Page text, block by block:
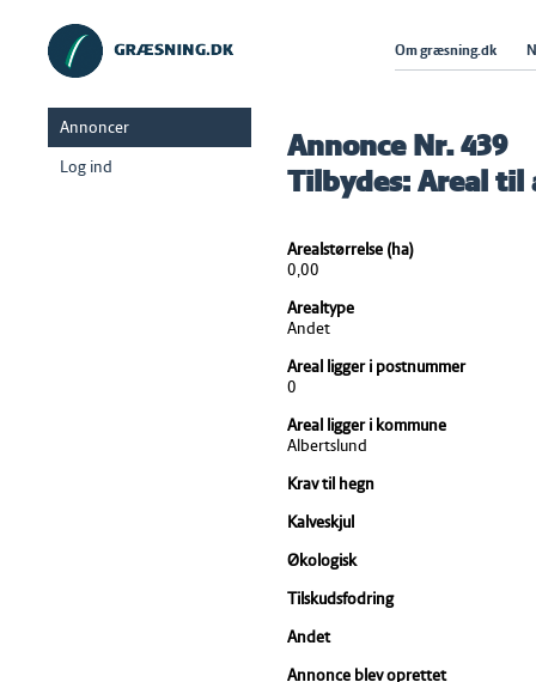
Om græsning.dk
Annoncer
Log ind
Annonce Nr. 439
Tilbydes: Areal
Arealstørrelse (ha)
0,00
Arealtype
Andet
Areal ligger i postnummer
0
Areal ligger i kommune
Albertslund
Krav til hegn
Kalveskjul
Økologisk
Tilskudsfodring
Andet
Annonce blev oprettet